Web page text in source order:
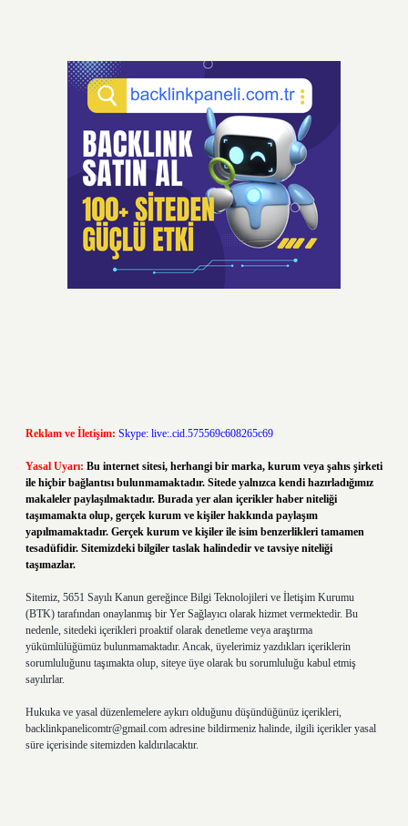
Reklam ve İletişim: Skype: live:.cid.575569c608265c69
Yasal Uyarı: Bu internet sitesi, herhangi bir marka, kurum veya şahıs şirketi
ile hiçbir bağlantısı bulunmamaktadır. Sitede yalnızca kendi hazırladığımız
makaleler paylaşılmaktadır. Burada yer alan içerikler haber niteliği
taşımamakta olup, gerçek kurum ve kişiler hakkında paylaşım
yapılmamaktadır. Gerçek kurum ve kişiler ile isim benzerlikleri tamamen
tesadüfidir. Sitemizdeki bilgiler taslak halindedir ve tavsiye niteliği
taşımazlar.
Sitemiz, 5651 Sayılı Kanun gereğince Bilgi Teknolojileri ve İletişim Kurumu
(BTK) tarafından onaylanmış bir Yer Sağlayıcı olarak hizmet vermektedir. Bu
nedenle, sitedeki içerikleri proaktif olarak denetleme veya araştırma
yükümlülüğümüz bulunmamaktadır. Ancak, üyelerimiz yazdıkları içeriklerin
sorumluluğunu taşımakta olup, siteye üye olarak bu sorumluluğu kabul etmiş
sayılırlar.
Hukuka ve yasal düzenlemelere aykırı olduğunu düşündüğünüz içerikleri,
backlinkpanelicomtr@gmail.com adresine bildirmeniz halinde, ilgili içerikler yasal
süre içerisinde sitemizden kaldırılacaktır.